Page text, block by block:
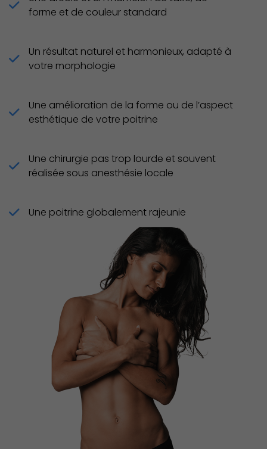
forme et de couleur standard
Un résultat naturel et harmonieux, adapté à
votre morphologie
Une amélioration de la forme ou de l’aspect
esthétique de votre poitrine
Une chirurgie pas trop lourde et souvent
réalisée sous anesthésie locale
Une poitrine globalement rajeunie